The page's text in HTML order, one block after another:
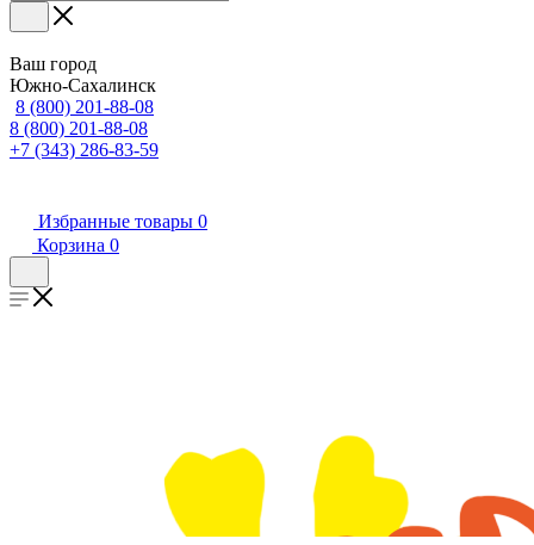
Ваш город
Южно-Сахалинск
8 (800) 201-88-08
8 (800) 201-88-08
+7 (343) 286-83-59
Избранные товары 0
Корзина 0